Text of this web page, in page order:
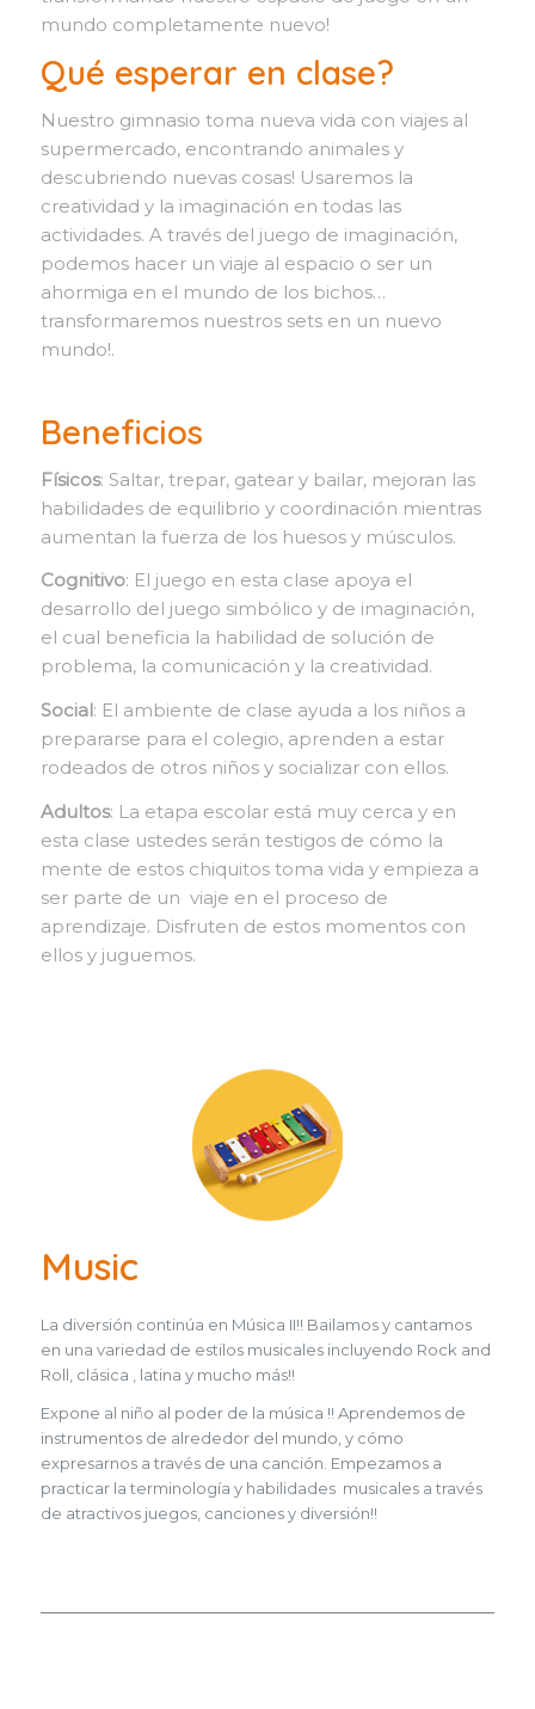
mundo completamente nuevo!
Qué esperar en clase?
Nuestro gimnasio toma nueva vida con viajes al
supermercado, encontrando animales y
descubriendo nuevas cosas! Usaremos la
creatividad y la imaginación en todas las
actividades. A través del juego de imaginación,
podemos hacer un viaje al espacio o ser un
ahormiga en el mundo de los bichos…
transformaremos nuestros sets en un nuevo
mundo!.
Beneficios
Físicos: Saltar, trepar, gatear y bailar, mejoran las
habilidades de equilibrio y coordinación mientras
aumentan la fuerza de los huesos y músculos.
Cognitivo: El juego en esta clase apoya el
desarrollo del juego simbólico y de imaginación,
el cual beneficia la habilidad de solución de
problema, la comunicación y la creatividad.
Social: El ambiente de clase ayuda a los niños a
prepararse para el colegio, aprenden a estar
rodeados de otros niños y socializar con ellos.
Adultos: La etapa escolar está muy cerca y en
esta clase ustedes serán testigos de cómo la
mente de estos chiquitos toma vida y empieza a
ser parte de un viaje en el proceso de
aprendizaje. Disfruten de estos momentos con
ellos y juguemos.
Music
La diversión continúa en Música II!! Bailamos y cantamos
en una variedad de estilos musicales incluyendo Rock and
Roll, clásica , latina y mucho más!!
Expone al niño al poder de la música !! Aprendemos de
instrumentos de alrededor del mundo, y cómo
expresarnos a través de una canción. Empezamos a
practicar la terminología y habilidades musicales a través
de atractivos juegos, canciones y diversión!!